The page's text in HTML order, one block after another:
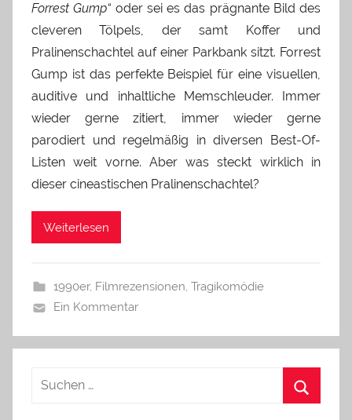
Forrest Gump“ oder sei es das prägnante Bild des
cleveren Tölpels, der samt Koffer und
Pralinenschachtel auf einer Parkbank sitzt. Forrest
Gump ist das perfekte Beispiel für eine visuellen,
auditive und inhaltliche Memschleuder. Immer
wieder gerne zitiert, immer wieder gerne
parodiert und regelmäßig in diversen Best-Of-
Listen weit vorne. Aber was steckt wirklich in
dieser cineastischen Pralinenschachtel?
Weiterlesen
1990er, Filmrezensionen, Tragikomödie
Ein Kommentar